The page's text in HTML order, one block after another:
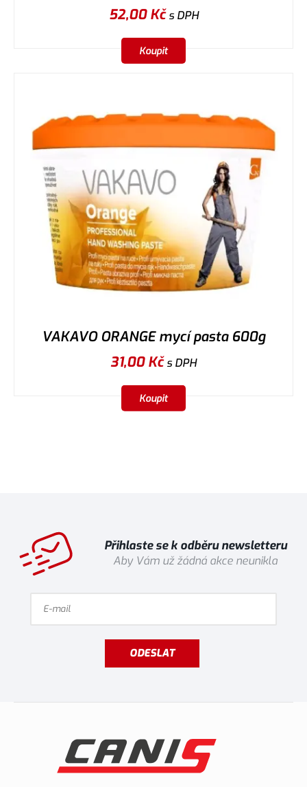
52,00Kčs DPH
Koupit
VAKAVO ORANGE mycí pasta 600g
31,00Kčs DPH
Koupit
Přihlaste se k odběru newsletteru
Aby Vám už žádná akce neunikla
ODESLAT